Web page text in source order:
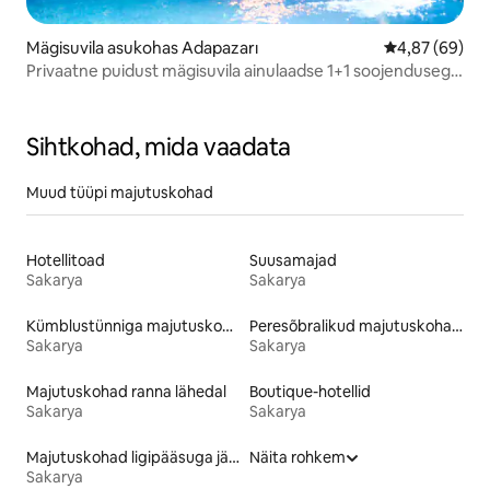
Mägisuvila asukohas Adapazarı Keskmine
4,87 (69)
Privaatne puidust mägisuvila ainulaadse 1+1 soojendusega
Sihtkohad, mida vaadata
Muud tüüpi majutuskohad
Hotellitoad
Sakarya
Suusamajad
Sakarya
Kümblustünniga majutuskohad
Sakarya
Peresõbralikud majutuskohad
Sakarya
Majutuskohad ranna lähedal
Sakarya
Boutique-hotellid
Sakarya
Majutuskohad ligipääsuga järvele
Sakarya
Näita rohkem